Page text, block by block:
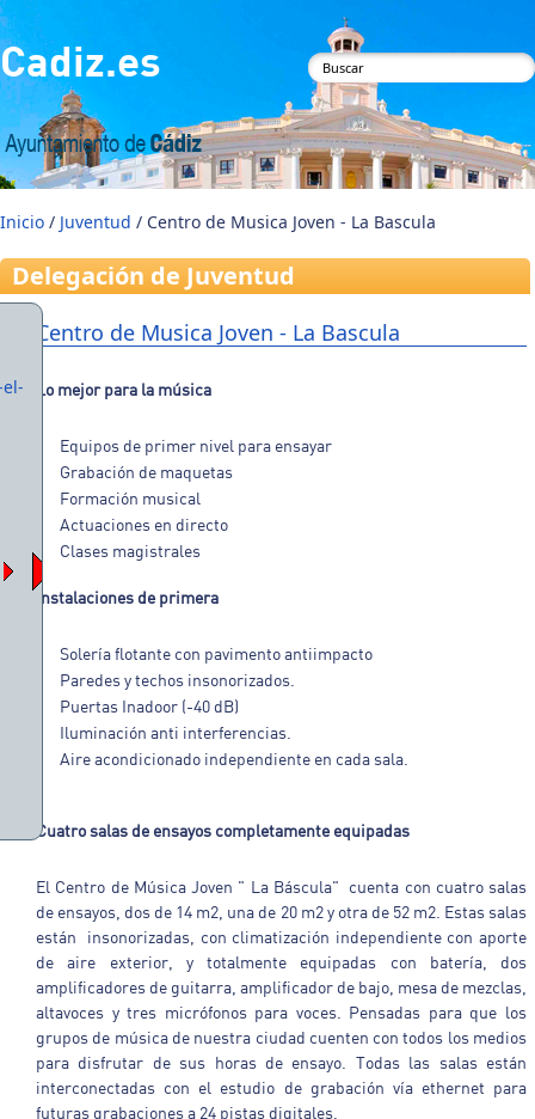
Pasar al contenido principal
Cadiz.es
Formulario de
búsqueda
Inicio / Juventud / Centro de Musica Joven - La Bascula
Delegación de Juventud
Centro de Musica Joven - La Bascula
Lo mejor para la música
Equipos de primer nivel para ensayar
Grabación de maquetas
Formación musical
Actuaciones en directo
Clases magistrales
Instalaciones de primera
Solería flotante con pavimento antiimpacto
Paredes y techos insonorizados.
Puertas Inadoor (-40 dB)
Iluminación anti interferencias.
Aire acondicionado independiente en cada sala.
Cuatro salas de ensayos completamente equipadas
El Centro de Música Joven " La Báscula" cuenta con cuatro salas
de ensayos, dos de 14 m2, una de 20 m2 y otra de 52 m2. Estas salas
están insonorizadas, con climatización independiente con aporte
de aire exterior, y totalmente equipadas con batería, dos
amplificadores de guitarra, amplificador de bajo, mesa de mezclas,
altavoces y tres micrófonos para voces. Pensadas para que los
grupos de música de nuestra ciudad cuenten con todos los medios
para disfrutar de sus horas de ensayo. Todas las salas están
interconectadas con el estudio de grabación vía ethernet para
futuras grabaciones a 24 pistas digitales.